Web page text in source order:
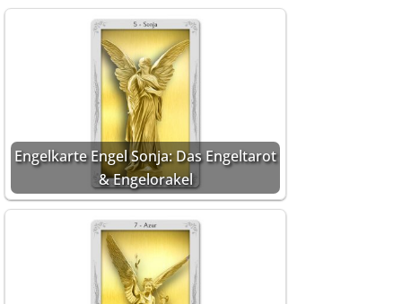
Engelkarte Engel Sonja: Das Engeltarot
& Engelorakel